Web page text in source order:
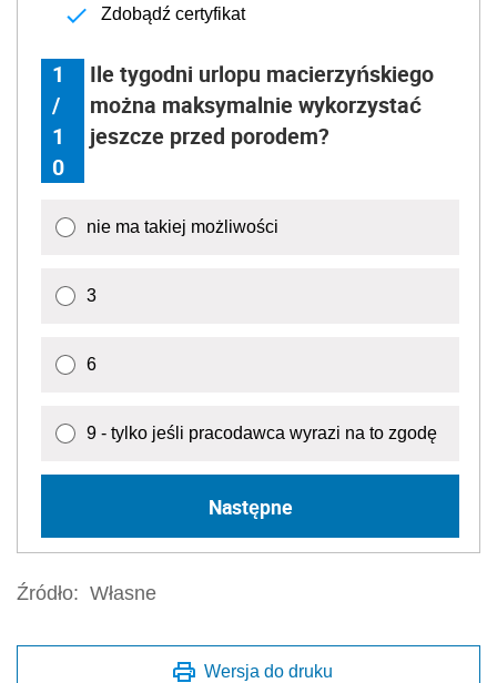
Zdobądź certyfikat
1
/
1
0
Ile tygodni urlopu macierzyńskiego
można maksymalnie wykorzystać
jeszcze przed porodem?
nie ma takiej możliwości
3
6
9 - tylko jeśli pracodawca wyrazi na to zgodę
Następne
Źródło: Własne
Wersja do druku